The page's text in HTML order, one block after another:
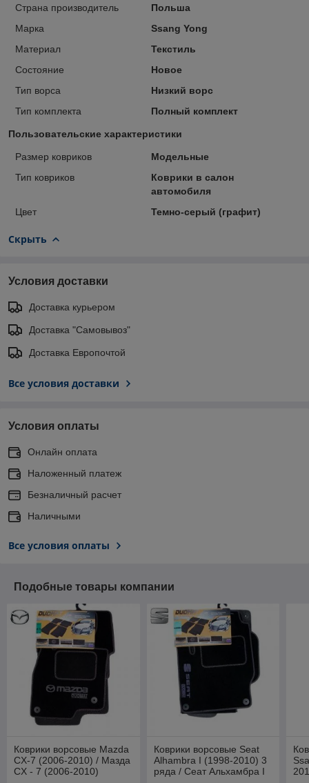
Страна производитель
Польша
Марка
Ssang Yong
Материал
Текстиль
Состояние
Новое
Тип ворса
Низкий ворс
Тип комплекта
Полный комплект
Пользовательские характеристики
Размер ковриков
Модельные
Тип ковриков
Коврики в салон
автомобиля
Цвет
Темно-серый (графит)
Скрыть
Условия доставки
Доставка курьером
Доставка "Самовывоз"
Доставка Европочтой
Все условия доставки
Условия оплаты
Онлайн оплата
Наложенный платеж
Безналичный расчет
Наличными
Все условия оплаты
Подобные товары компании
Коврики ворсовые Mazda
CX-7 (2006-2010) / Мазда
CX - 7 (2006-2010)
Коврики ворсовые Seat
Alhambra I (1998-2010) 3
ряда / Сеат Альхамбра I